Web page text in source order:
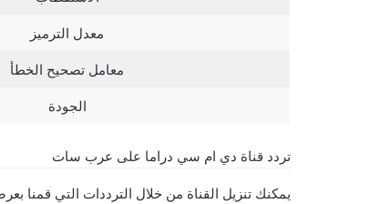
معدل الترميز
معامل تصحيح الخطأ
الجودة
تردد قناة دي ام سي دراما على عرب سات
يمكنك تنزيل القناة من خلال الترددات التي قمنا